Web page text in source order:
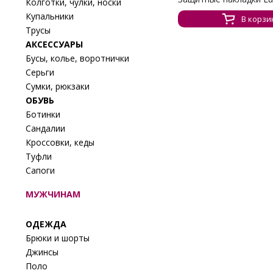
Купальники
Трусы
АКСЕССУАРЫ
Бусы, колье, воротнички
Серьги
Сумки, рюкзаки
ОБУВЬ
Ботинки
Сандалии
Кроссовки, кеды
Туфли
Сапоги
МУЖЧИНАМ
ОДЕЖДА
Брюки и шорты
Джинсы
Поло
В